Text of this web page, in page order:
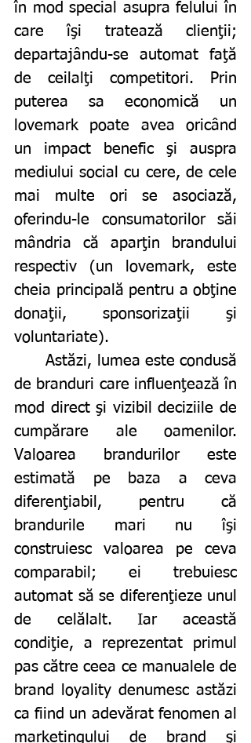
în mod special asupra felului în
care îşi tratează clienţii;
departajându-se automat faţă
de ceilalţi competitori. Prin
puterea sa economică un
lovemark poate avea oricând
un impact benefic şi auspra
mediului social cu cere, de cele
mai multe ori se asociază,
oferindu-le consumatorilor săi
mândria că aparţin brandului
respectiv (un lovemark, este
cheia principală pentru a obţine
donaţii, sponsorizaţii şi
voluntariate).
	Astăzi, lumea este condusă
de branduri care influenţează în
mod direct şi vizibil deciziile de
cumpărare ale oamenilor.
Valoarea brandurilor este
estimată pe baza a ceva
diferenţiabil, pentru că
brandurile mari nu îşi
construiesc valoarea pe ceva
comparabil; ei trebuiesc
automat să se diferenţieze unul
de celălalt. Iar această
condiţie, a reprezentat primul
pas către ceea ce manualele de
brand loyality denumesc astăzi
ca fiind un adevărat fenomen al
marketingului de brand şi